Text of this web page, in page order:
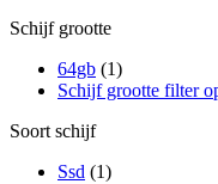
Schijf grootte
64gb (1)
Schijf grootte filter
Soort schijf
Ssd (1)